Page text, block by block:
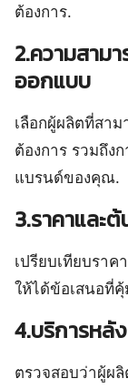
ต้องการ.
2.ความสาม
ออกแบบ
เลือกผู้ผลิตที่สา
ต้องการ รวมถึง
แบรนด์ของคุณ.
3.ราคาและ
เปรียบเทียบรา
ให้ได้ข้อเสนอที่คุ้
4.บริการหลั
ตรวจสอบว่าผู้ผ